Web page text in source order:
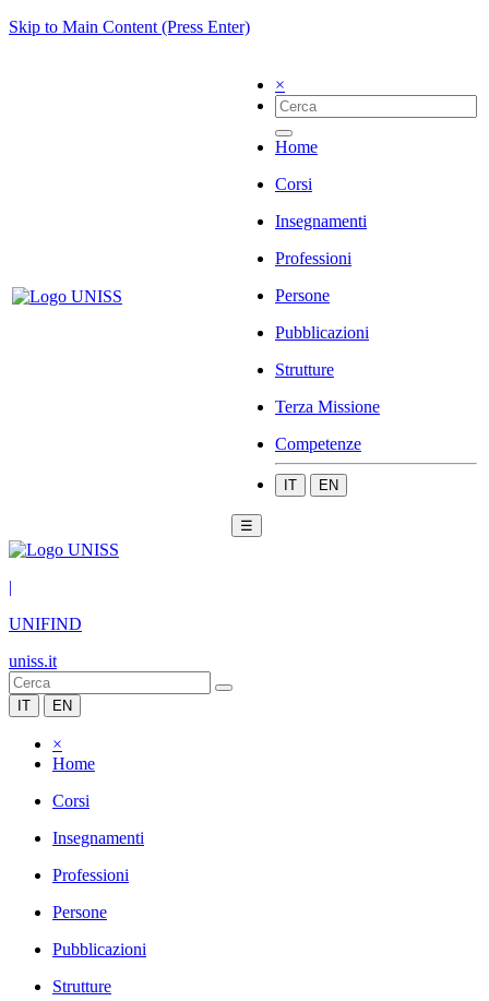
Skip to Main Content (Press Enter)
×
Home
Corsi
Insegnamenti
Professioni
Persone
Pubblicazioni
Strutture
Terza Missione
Competenze
IT EN
☰
|
UNIFIND
uniss.it
IT EN
×
Home
Corsi
Insegnamenti
Professioni
Persone
Pubblicazioni
Strutture